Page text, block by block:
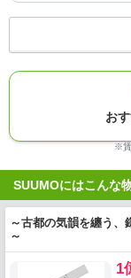
お
※賃
SUUMOにはこんな
～古都の気韻を纏う、
～
1